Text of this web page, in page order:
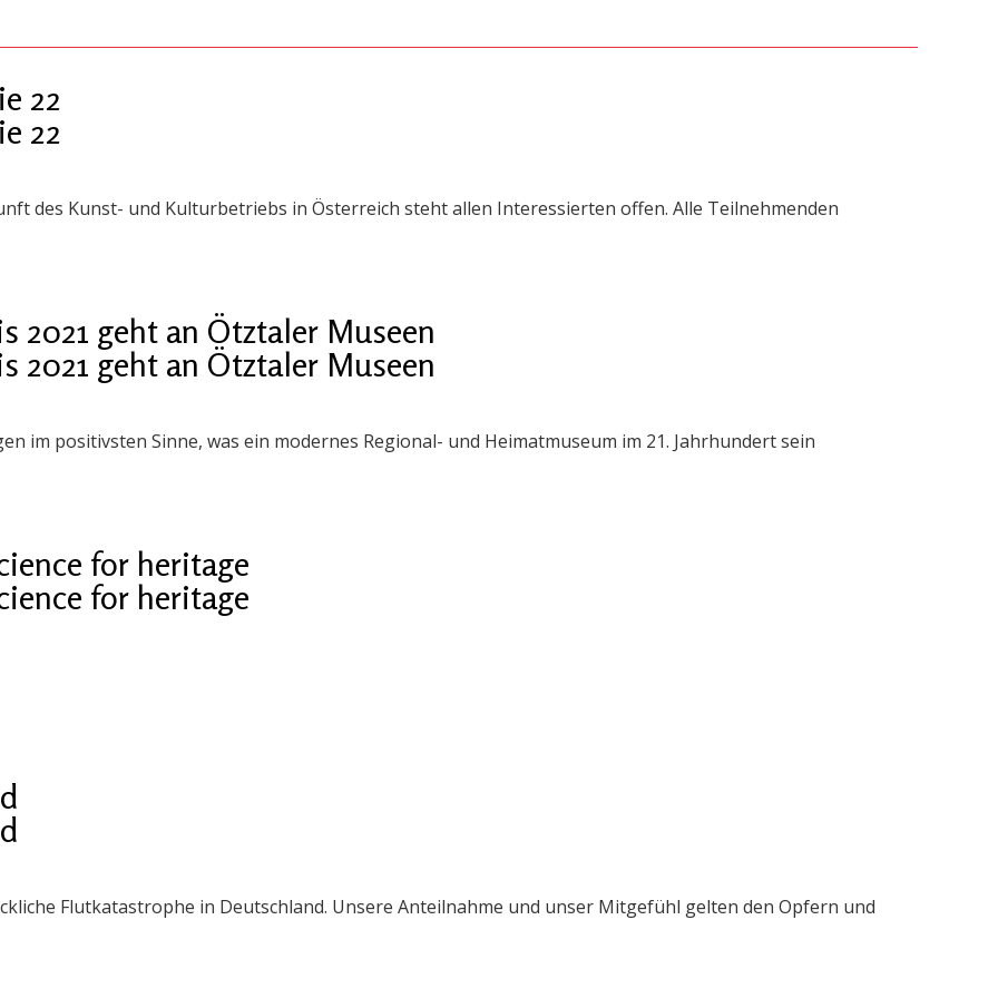
22
22
des Kunst- und Kulturbetriebs in Österreich steht allen Interessierten offen. Alle Teilnehmenden
2021 geht an Ötztaler Museen
2021 geht an Ötztaler Museen
im positivsten Sinne, was ein modernes Regional- und Heimatmuseum im 21. Jahrhundert sein
for heritage
for heritage
Flutkatastrophe in Deutschland. Unsere Anteilnahme und unser Mitgefühl gelten den Opfern und